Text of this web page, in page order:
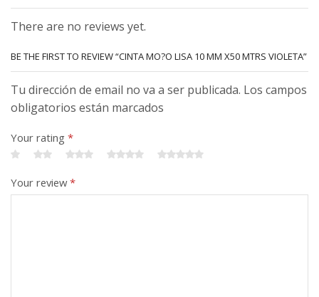
There are no reviews yet.
BE THE FIRST TO REVIEW “CINTA MO?O LISA 10 MM X50 MTRS VIOLETA”
Tu dirección de email no va a ser publicada. Los campos
obligatorios están marcados
Your rating *
Your review*